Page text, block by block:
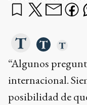
“Algunos
internacional.
posibilidad de